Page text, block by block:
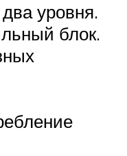
уровня.
блок.